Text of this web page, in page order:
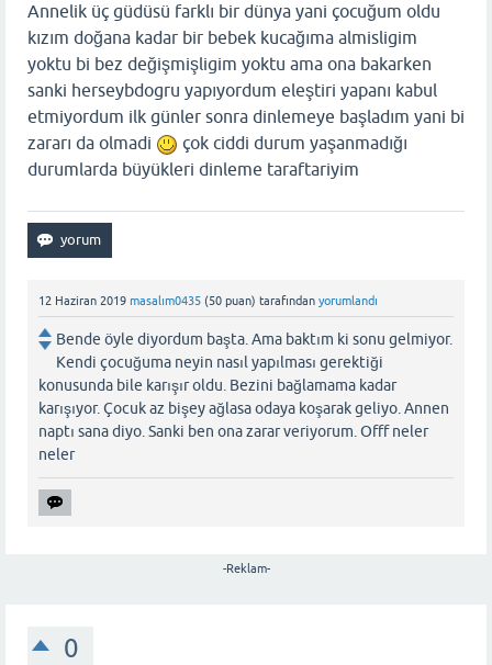
Annelik üç güdüsü farklı bir dünya yani çocuğum oldu
kızım doğana kadar bir bebek kucağıma almisligim
yoktu bi bez değişmişligim yoktu ama ona bakarken
sanki herseybdogru yapıyordum eleştiri yapanı kabul
etmiyordum ilk günler sonra dinlemeye başladım yani bi
zararı da olmadi
çok ciddi durum yaşanmadığı
durumlarda büyükleri dinleme taraftariyim
12 Haziran 2019 masalım0435 (50 puan) tarafından yorumlandı
Bende öyle diyordum başta. Ama baktım ki sonu gelmiyor.
Kendi çocuğuma neyin nasıl yapılması gerektiği
konusunda bile karışır oldu. Bezini bağlamama kadar
karışıyor. Çocuk az bişey ağlasa odaya koşarak geliyo. Annen
naptı sana diyo. Sanki ben ona zarar veriyorum. Offf neler
neler
-Reklam-
0